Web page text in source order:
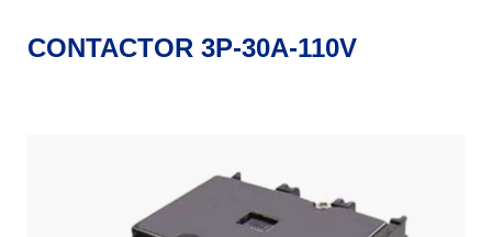
CONTACTOR 3P-30A-110V